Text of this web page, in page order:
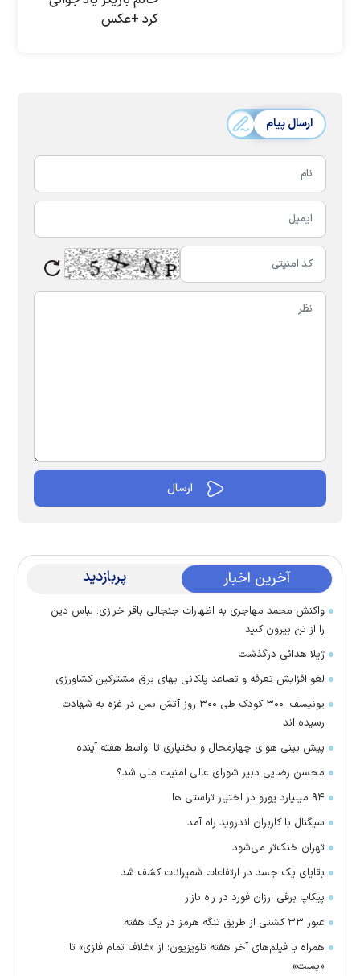
کرد +عکس
ارسال پیام
آخرین اخبار پربازدید
واکنش محمد مهاجری به اظهارات جنجالی باقر خرازی: لباس دین
را از تن بیرون کنید
ژیلا هدائی درگذشت
لغو افزایش تعرفه و تصاعد پلکانی بهای برق مشترکین کشاورزی
یونیسف: ۳۰۰ کودک طی ۳۰۰ روز آتش بس در غزه به شهادت
رسیده اند
پیش بینی هوای چهارمحال و بختیاری تا اواسط هفته آینده
محسن رضایی دبیر شورای عالی امنیت ملی شد؟
۹۴ میلیارد یورو در اختیار تراستی ها
سیگنال با کاربران اندروید راه آمد
تهران خنک‌تر می‌شود
بقایای یک جسد در ارتفاعات شمیرانات کشف شد
پیکاپ برقی ارزان فورد در راه بازار
عبور ۳۳ کشتی از طریق تنگه هرمز در یک هفته
همراه با فیلم‌های آخر هفته تلویزیون؛ از «غلاف تمام فلزی» تا
«پست»